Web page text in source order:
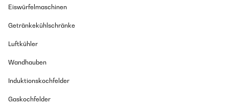
schöne gemeinsame Momente.Vielseitigkeit: Das Spiel eignet sich
Geschenk für Hochzeiten oder andere romantische Anlässe.Fazit: Ein
Paar empfehlen, das nach einer unterhaltsamen und verbindenden
eigenständig überprüft
Eiswürfelmaschinen
Getränkekühlschränke
Luftkühler
Wandhauben
Induktionskochfelder
Gaskochfelder